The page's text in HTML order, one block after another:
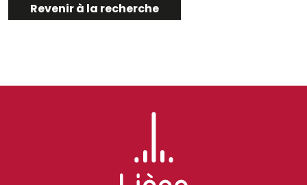
Revenir à la recherche